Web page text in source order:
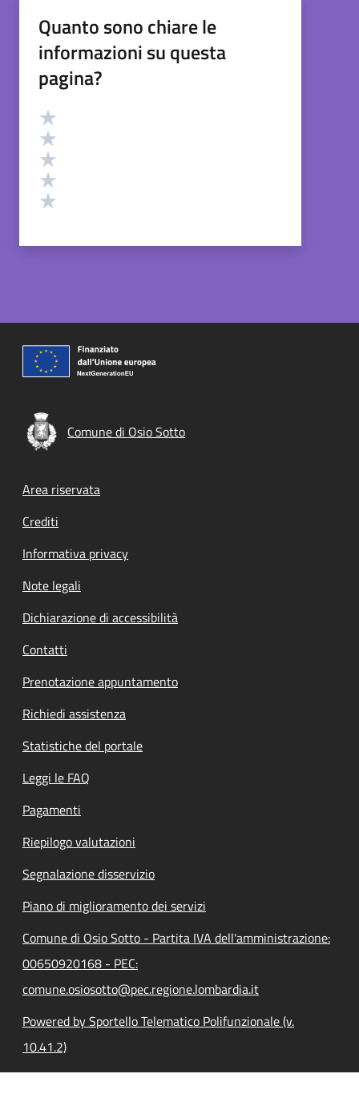
Quanto sono chiare le
informazioni su questa
pagina?
Valutazione
Comune di Osio Sotto
Footer menu
Area riservata
Crediti
Informativa privacy
Note legali
Dichiarazione di accessibilità
Contatti
Prenotazione appuntamento
Richiedi assistenza
Statistiche del portale
Leggi le FAQ
Pagamenti
Riepilogo valutazioni
Segnalazione disservizio
Piano di miglioramento dei servizi
Comune di Osio Sotto - Partita IVA dell'amministrazione:
00650920168 - PEC:
comune.osiosotto@pec.regione.lombardia.it
Powered by Sportello Telematico Polifunzionale (v.
10.41.2)